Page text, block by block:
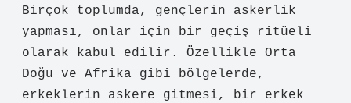
Birçok toplumda, gençlerin askerlik
yapması, onlar için bir geçiş ritüeli
olarak kabul edilir. Özellikle Orta
Doğu ve Afrika gibi bölgelerde,
erkeklerin askere gitmesi, bir erkek